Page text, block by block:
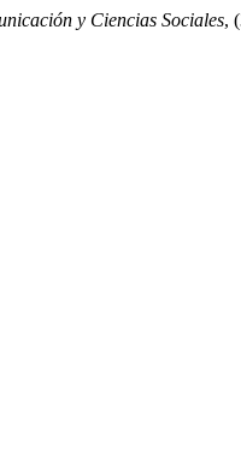
y Ciencias Sociales,